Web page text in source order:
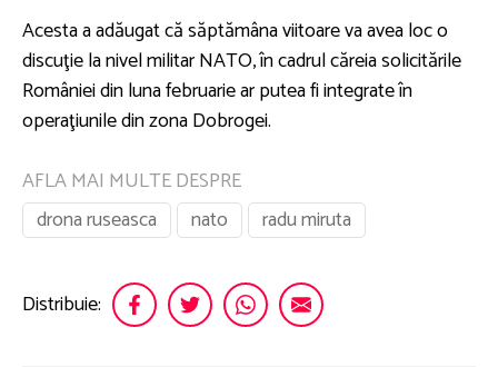
Acesta a adăugat că săptămâna viitoare va avea loc o
discuţie la nivel militar NATO, în cadrul căreia solicitările
României din luna februarie ar putea fi integrate în
operaţiunile din zona Dobrogei.
AFLA MAI MULTE DESPRE
drona ruseasca
nato radu miruta
Distribuie: